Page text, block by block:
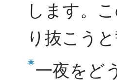
します。
り抜こう
一夜をど